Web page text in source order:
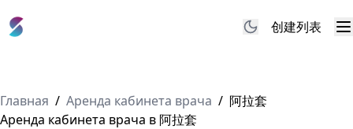
创建列表
Главная / Аренда кабинета врача / 阿拉套
Аренда кабинета врача в 阿拉套